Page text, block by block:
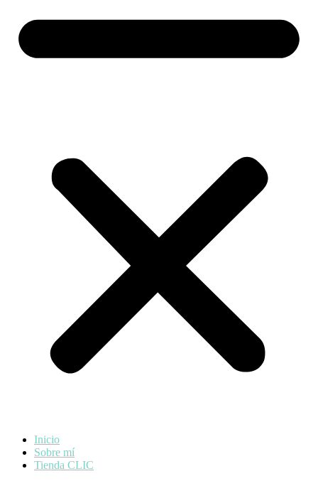
Inicio
Sobre mí
Tienda CLIC